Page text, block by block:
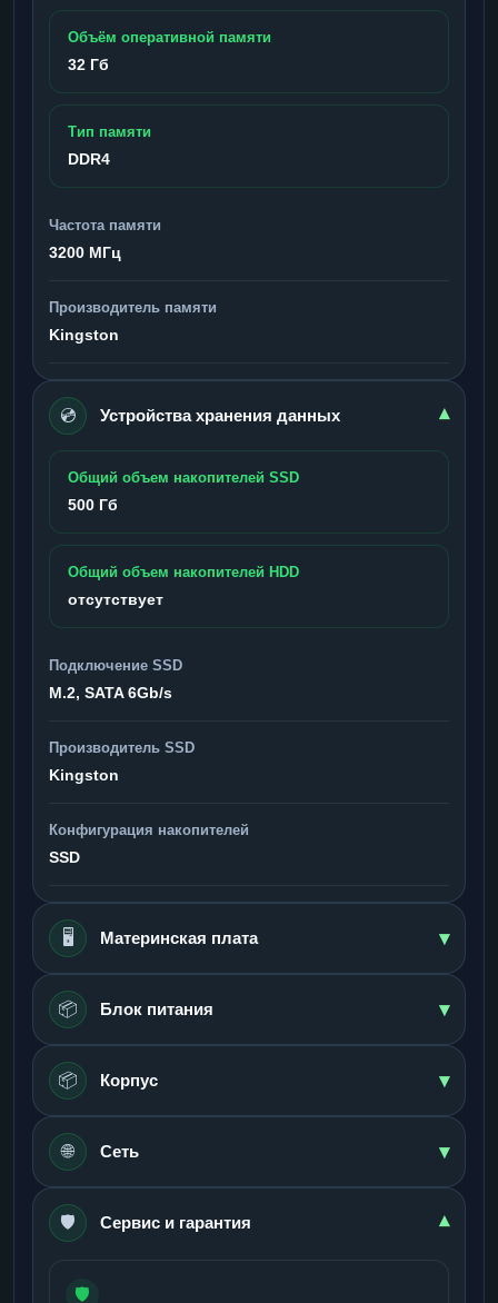
Объём оперативной памяти
32 Гб
Тип памяти
DDR4
Частота памяти
3200 МГц
Производитель памяти
Kingston
💿 Устройства хранения данных ▾
Общий объем накопителей SSD
500 Гб
Общий объем накопителей HDD
отсутствует
Подключение SSD
M.2, SATA 6Gb/s
Производитель SSD
Kingston
Конфигурация накопителей
SSD
🖥️ Материнская плата ▾
📦 Блок питания ▾
📦 Корпус ▾
🌐 Сеть ▾
🛡️ Сервис и гарантия ▾
🛡️